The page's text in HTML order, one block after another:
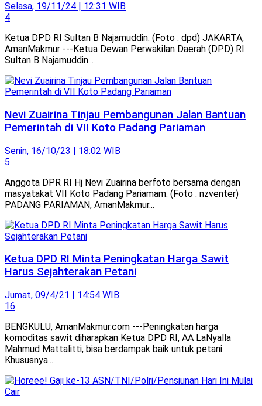
Selasa, 19/11/24 | 12:31 WIB
4
Ketua DPD RI Sultan B Najamuddin. (Foto : dpd) JAKARTA,
AmanMakmur ---Ketua Dewan Perwakilan Daerah (DPD) RI
Sultan B Najamuddin...
Nevi Zuairina Tinjau Pembangunan Jalan Bantuan
Pemerintah di VII Koto Padang Pariaman
Senin, 16/10/23 | 18:02 WIB
5
Anggota DPR RI Hj Nevi Zuairina berfoto bersama dengan
masyatakat VII Koto Padang Pariamam. (Foto : nzventer)
PADANG PARIAMAN, AmanMakmur...
Ketua DPD RI Minta Peningkatan Harga Sawit
Harus Sejahterakan Petani
Jumat, 09/4/21 | 14:54 WIB
16
BENGKULU, AmanMakmur.com ---Peningkatan harga
komoditas sawit diharapkan Ketua DPD RI, AA LaNyalla
Mahmud Mattalitti, bisa berdampak baik untuk petani.
Khususnya...